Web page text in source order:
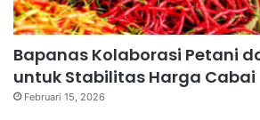
Bapanas Kolaborasi Petani
untuk Stabilitas Harga Cabai
Februari 15, 2026